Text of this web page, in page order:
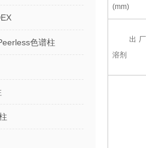
色谱柱
(mm)
出厂
溶剂